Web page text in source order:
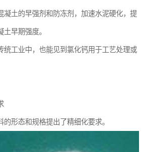
凝土的早强剂和防冻剂，加速水泥硬化，提
早期强度。
统工业中，也能见到氯化钙用于工艺处理或
形态和规格提出了精细化要求。